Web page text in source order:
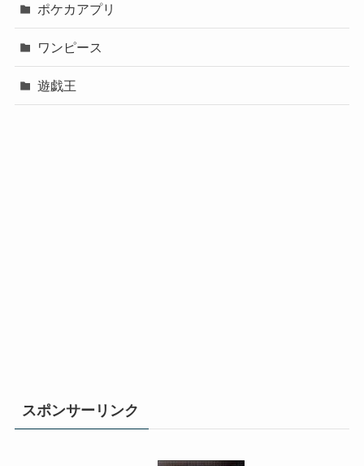
ポケカアプリ
ワンピース
遊戯王
スポンサーリンク